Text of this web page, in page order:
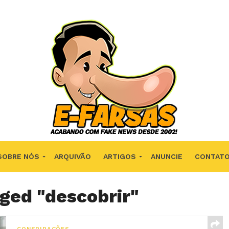
NÓS ARQUIVÃO ARTIGOS ANUNCIE CONTATO
"descobrir"